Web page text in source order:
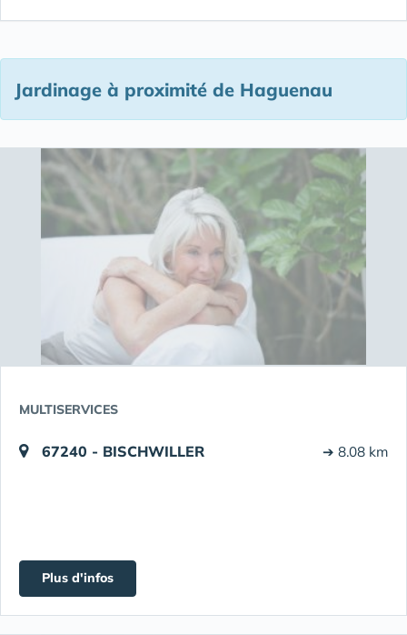
Jardinage à proximité de Haguenau
MULTISERVICES
67240 - BISCHWILLER ➔ 8.08 km
Plus d'infos